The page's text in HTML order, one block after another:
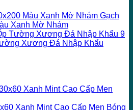
Gạch
Xanh Mờ Nhám
9
Xương Đá Nhập Khẩu
Xanh Mint Cao Cấp Men Bóng